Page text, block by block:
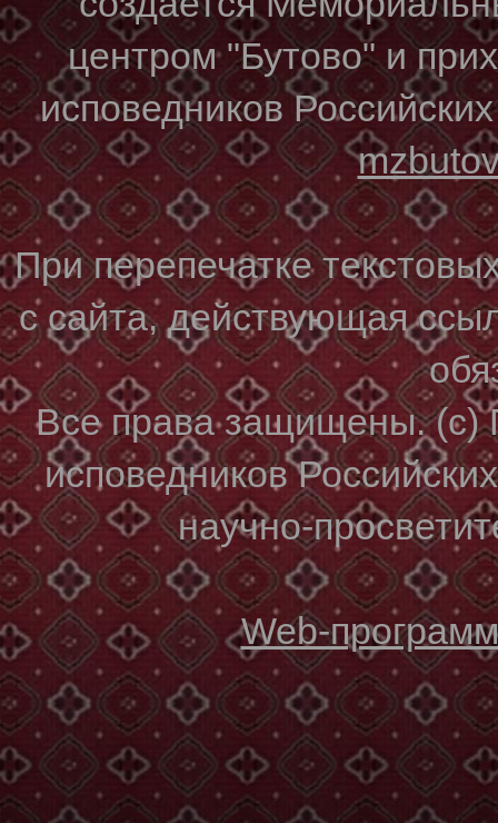
центром "Бутово" и
исповедников
При перепечатке
с сайта, действующая
Все права защищены. (с)
исповедников
научно-
Web-